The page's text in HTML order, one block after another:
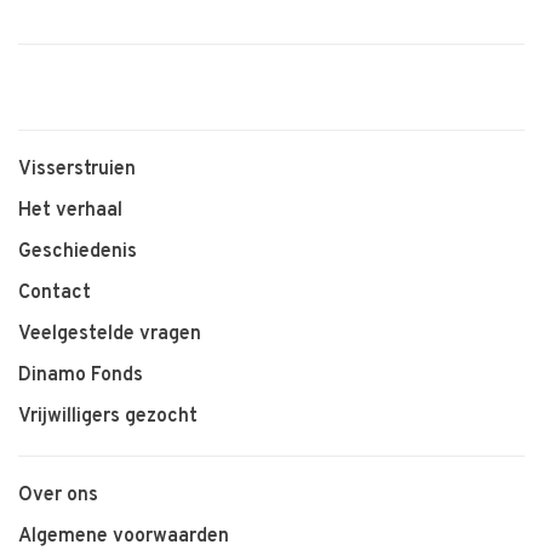
Visserstruien
Het verhaal
Geschiedenis
Contact
Veelgestelde vragen
Dinamo Fonds
Vrijwilligers gezocht
Over ons
Algemene voorwaarden